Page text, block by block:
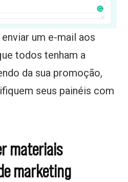
um e-mail aos
todos tenham a
da sua promoção,
seus painéis com
materiais
marketing